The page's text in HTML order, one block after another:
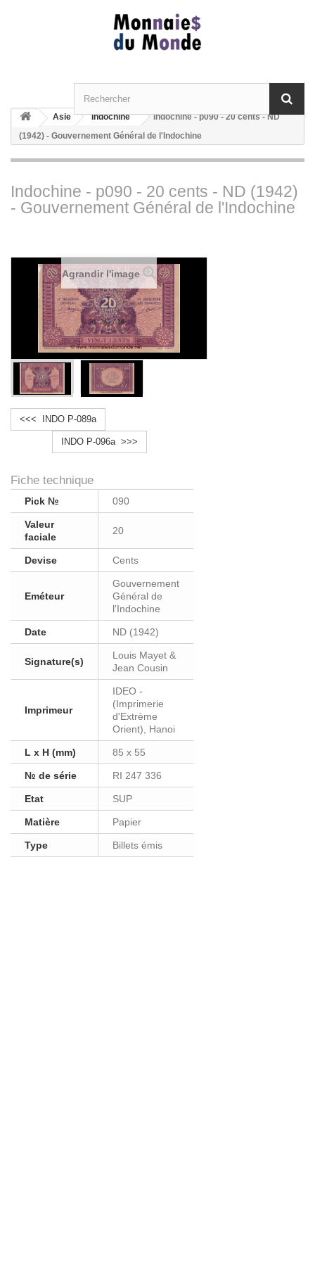
Asie Indochine
Indochine - p090 - 20 cents - ND
(1942) - Gouvernement Général de l'Indochine
Indochine - p090 - 20 cents - ND (1942)
- Gouvernement Général de l'Indochine
Agrandir l'image
<<< INDO P-089a
INDO P-096a >>>
Fiche technique
Pick № 090
Valeur
faciale
20
Devise Cents
Eméteur
Gouvernement
Général de
l'Indochine
Date ND (1942)
Signature(s)
Louis Mayet &
Jean Cousin
Imprimeur
IDEO -
(Imprimerie
d'Extrème
Orient), Hanoi
L x H (mm) 85 x 55
№ de série RI 247 336
Etat SUP
Matière Papier
Type Billets émis